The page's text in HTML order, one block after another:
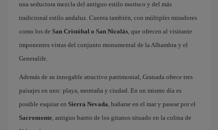
una seductora mezcla del antiguo estilo morisco y del más
tradicional estilo andaluz. Cuenta también, con múltiples miradores
como los de San Cristóbal o San Nicolás, que ofrecen al visitante
imponentes vistas del conjunto monumental de la Alhambra y el
Generalife.
Además de su innegable atractivo patrimonial, Granada ofrece tres
paisajes en uno: playa, montaña y ciudad. En un mismo día es
posible esquiar en Sierra Nevada, bañarse en el mar y pasear por el
Sacromonte, antiguo barrio de los gitanos situado en la colina de